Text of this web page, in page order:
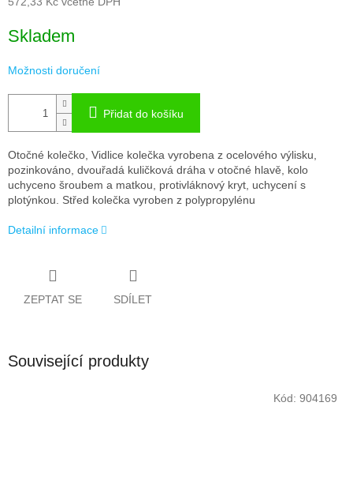
cena:
Skladem
Možnosti doručení
Přidat do košíku
Otočné kolečko, Vidlice kolečka vyrobena z ocelového výlisku,
pozinkováno, dvouřadá kuličková dráha v otočné hlavě, kolo
uchyceno šroubem a matkou, protivláknový kryt, uchycení s
plotýnkou. Střed kolečka vyroben z polypropylénu
Detailní informace
ZEPTAT SE SDÍLET
Související produkty
Kód: 904169